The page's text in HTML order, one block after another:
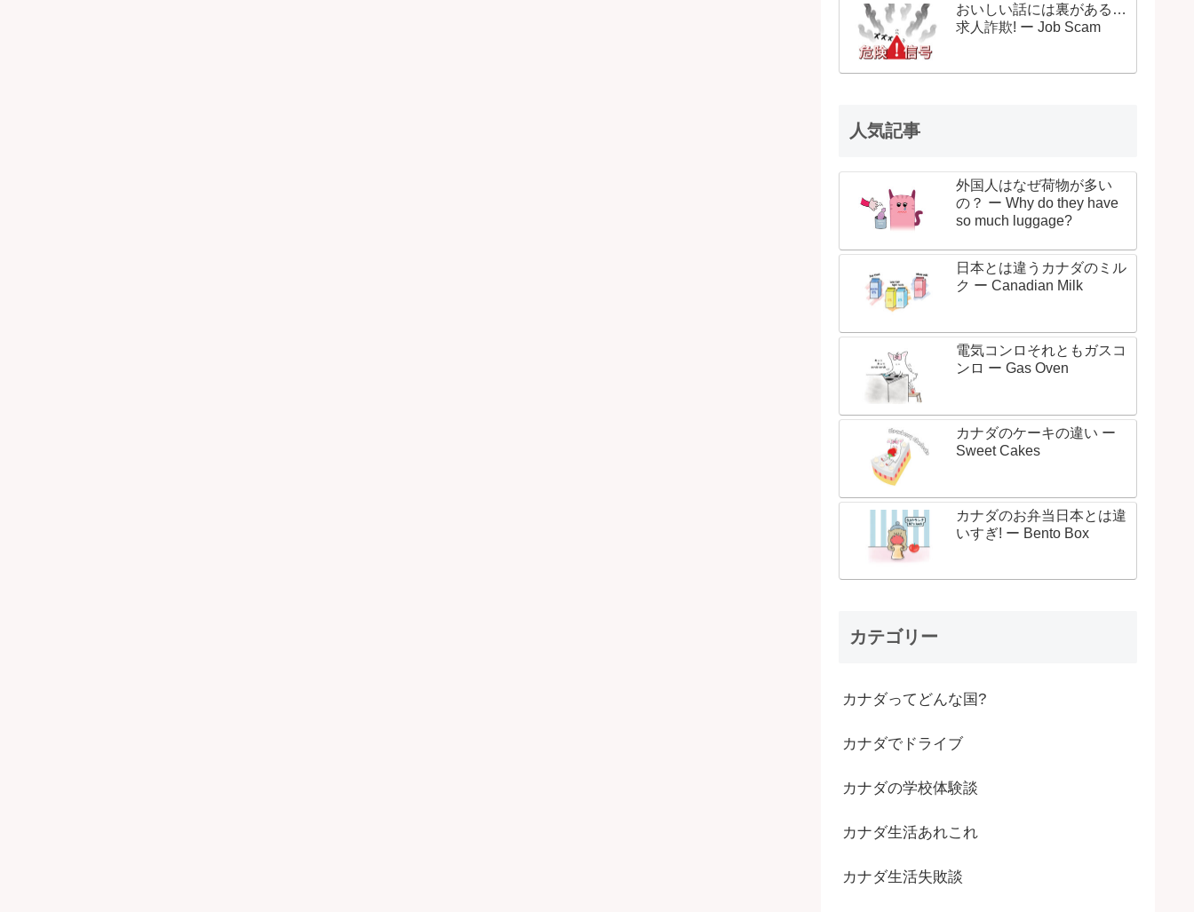
おいしい話には裏がある…
求人詐欺! ー Job Scam
人気記事
外国人はなぜ荷物が多い
の？ ー Why do they have
so much luggage?
日本とは違うカナダのミル
ク ー Canadian Milk
電気コンロそれともガスコ
ンロ ー Gas Oven
カナダのケーキの違い ー
Sweet Cakes
カナダのお弁当日本とは違
いすぎ! ー Bento Box
カテゴリー
カナダってどんな国?
カナダでドライブ
カナダの学校体験談
カナダ生活あれこれ
カナダ生活失敗談